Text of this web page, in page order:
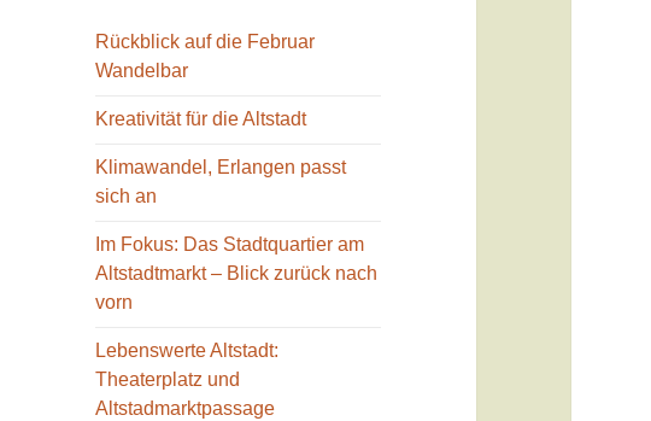
Rückblick auf die Februar
Wandelbar
Kreativität für die Altstadt
Klimawandel, Erlangen passt
sich an
Im Fokus: Das Stadtquartier am
Altstadtmarkt – Blick zurück nach
vorn
Lebenswerte Altstadt:
Theaterplatz und
Altstadmarktpassage